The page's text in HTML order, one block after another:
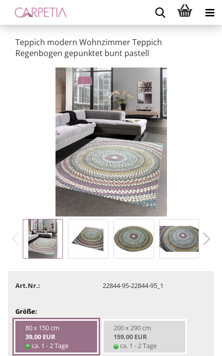
Teppich modern Wohnzimmer Teppich
Regenbogen gepunktet bunt pastell
Art.Nr.: 22844-95-22844-95_1
Größe:
80 x 150 cm
39,00 EUR
ca. 1 - 2 Tage
200 x 290 cm
159,00 EUR
ca. 1 - 2 Tage